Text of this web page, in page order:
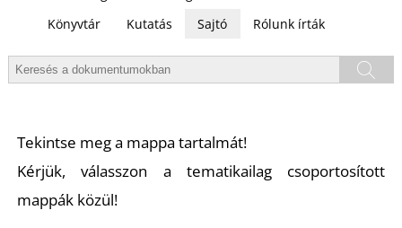
Könyvtár
Kutatás Sajtó Rólunk írták
Tekintse meg a mappa tartalmát!
Kérjük, válasszon a tematikailag csoportosított
mappák közül!